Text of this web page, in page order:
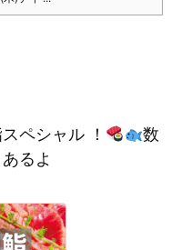
ペシャル ！
数
るよ